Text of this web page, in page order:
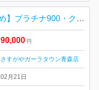
【Pt900 まとめ】プラチナ900・クリソベリルキャッツアイ・メレダイヤ・リング・指輪・貴金属・アクセサリー
90,000 円
さすがやガーラタウン青森店
02月21日